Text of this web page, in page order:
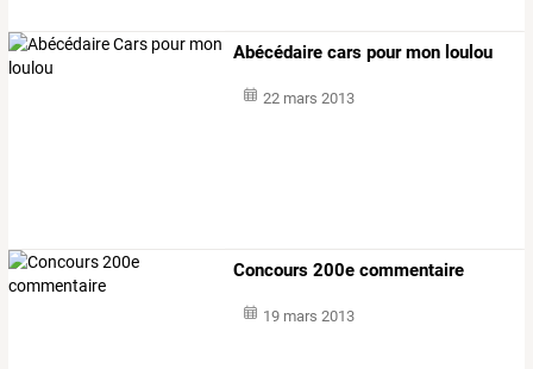
Abécédaire cars pour mon loulou
22 mars 2013
Concours 200e commentaire
19 mars 2013